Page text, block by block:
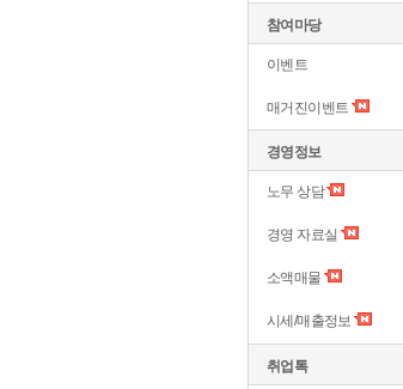
참여마당
이벤트
매거진이벤트
경영정보
노무 상담
경영 자료실
소액매물
시세/매출정보
취업톡